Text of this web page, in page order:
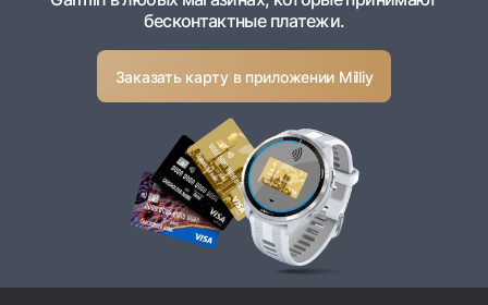
бесконтактные платежи.
Заказать карту в приложении Milliy